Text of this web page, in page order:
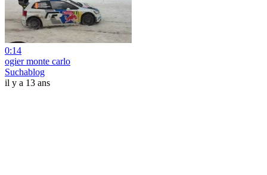
0:14
ogier monte carlo
Suchablog
il y a 13 ans